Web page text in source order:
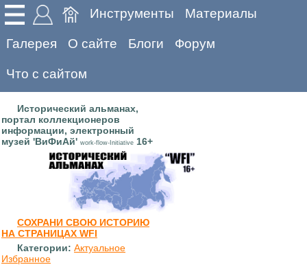
Инструменты Материалы
Галерея О сайте Блоги Форум
Что с сайтом
Исторический альманах,
портал коллекционеров
информации, электронный
музей 'ВиФиАй' work-flow-Initiative 16+
СОХРАНИ СВОЮ ИСТОРИЮ
НА СТРАНИЦАХ WFI
Категории: Актуальное
Избранное